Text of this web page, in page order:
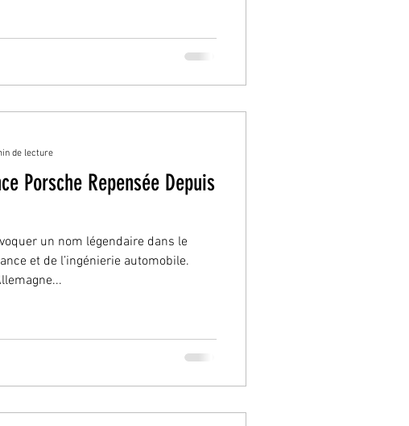
Porsche Repensée Depuis
un nom légendaire dans le
et de l’ingénierie automobile.
de lecture